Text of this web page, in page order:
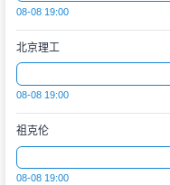
08-08 19:00
北京理工
08-08 19:00
祖克伦
08-08 19:00